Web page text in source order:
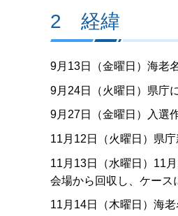
2 経緯
9月13日（金曜日）海老
9月24日（火曜日）県庁
9月27日（金曜日）入選
11月12日（火曜日）県
11月13日（水曜日）11
会場から回収し、ケース
11月14日（木曜日）海